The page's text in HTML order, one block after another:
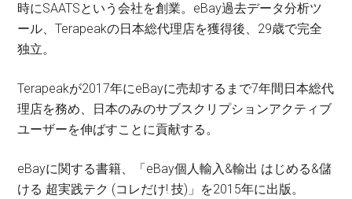
時にSAATSという会社を創業。eBay過去データ分析ツ
ール、Terapeakの日本総代理店を獲得後、29歳で完全
独立。
Terapeakが2017年にeBayに売却するまで7年間日本総代
理店を務め、日本のみのサブスクリプションアクティブ
ユーザーを伸ばすことに貢献する。
eBayに関する書籍、「eBay個人輸入&輸出 はじめる&儲
ける 超実践テク (コレだけ! 技)」を2015年に出版。